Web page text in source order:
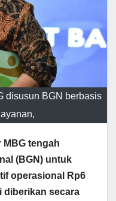
disusun BGN berbasis
tengah
(BGN) untuk
operasional Rp6
diberikan secara